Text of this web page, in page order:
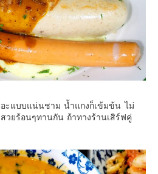
อะแบบแน่นชาม น้ำแกงก็เข้มข้น ไม่
วยร้อนๆทานกัน ถ้าทางร้านเสิร์ฟคู่